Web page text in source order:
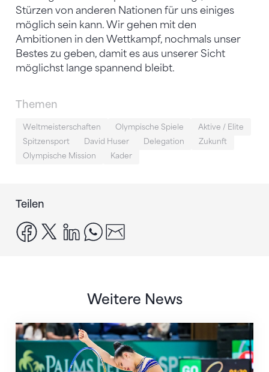
Stürzen von anderen Nationen für uns einiges
möglich sein kann. Wir gehen mit den
Ambitionen in den Wettkampf, nochmals unser
Bestes zu geben, damit es aus unserer Sicht
möglichst lange spannend bleibt.
Themen
Weltmeisterschaften Olympische Spiele
Aktive / Elite
Spitzensport
David Huser Delegation
Zukunft
Olympische Mission
Kader
Teilen
facebook
x linkedinwhatsapp
Weitere News
Nächster Halt: Weltmeisterschaft